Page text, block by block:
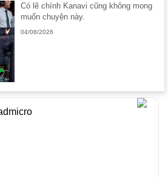
Có lẽ chính Kanavi cũng không mong
muốn chuyện này.
04/08/2026